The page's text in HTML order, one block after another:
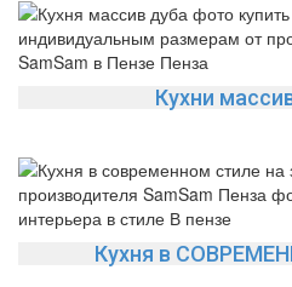
Кухни
Кухня в